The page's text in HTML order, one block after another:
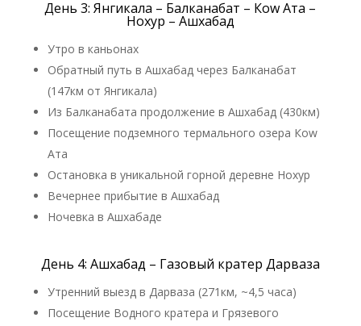
День 3: Янгикала – Балканабат – Кow Ата –
Нохур – Ашхабад
Утро в каньонах
Обратный путь в Ашхабад через Балканабат
(147км от Янгикала)
Из Балканабата продолжение в Ашхабад (430км)
Посещение подземного термального озера Кow
Ата
Остановка в уникальной горной деревне Нохур
Вечернее прибытие в Ашхабад
Ночевка в Ашхабаде
День 4: Ашхабад – Газовый кратер Дарваза
Утренний выезд в Дарваза (271км, ~4,5 часа)
Посещение Водного кратера и Грязевого